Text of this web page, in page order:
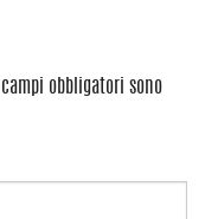
I campi obbligatori sono